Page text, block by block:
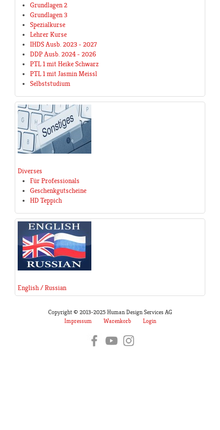
Grundlagen 2
Grundlagen 3
Spezialkurse
Lehrer Kurse
IHDS Ausb. 2023 - 2027
DDP Ausb. 2024 - 2026
PTL 1 mit Heike Schwarz
PTL 1 mit Jasmin Meissl
Selbststudium
Diverses
Für Professionals
Geschenkgutscheine
HD Teppich
English / Russian
Copyright © 2013-2025 Human Design Services AG
Impressum
Warenkorb Login